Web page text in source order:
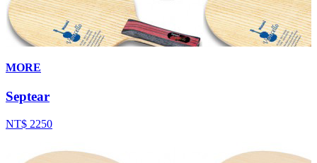
MORE
Septear
NT$ 2250